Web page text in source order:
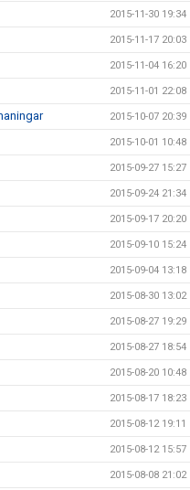
2015-11-30 19:34
2015-11-17 20:03
2015-11-04 16:20
2015-11-01 22:08
2015-10-07 20:39
2015-10-01 10:48
2015-09-27 15:27
2015-09-24 21:34
2015-09-17 20:20
2015-09-10 15:24
2015-09-04 13:18
2015-08-30 13:02
2015-08-27 19:29
2015-08-27 18:54
2015-08-20 10:48
2015-08-17 18:23
2015-08-12 19:11
2015-08-12 15:57
2015-08-08 21:02